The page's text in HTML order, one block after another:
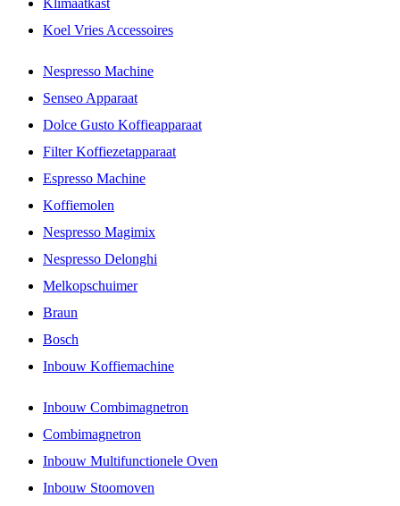
Klimaatkast
Koel Vries Accessoires
Nespresso Machine
Senseo Apparaat
Dolce Gusto Koffieapparaat
Filter Koffiezetapparaat
Espresso Machine
Koffiemolen
Nespresso Magimix
Nespresso Delonghi
Melkopschuimer
Braun
Bosch
Inbouw Koffiemachine
Inbouw Combimagnetron
Combimagnetron
Inbouw Multifunctionele Oven
Inbouw Stoomoven